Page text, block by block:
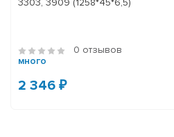
3303, 3909 (1258*45*6,5)
0 отзывов
много
2 346 ₽